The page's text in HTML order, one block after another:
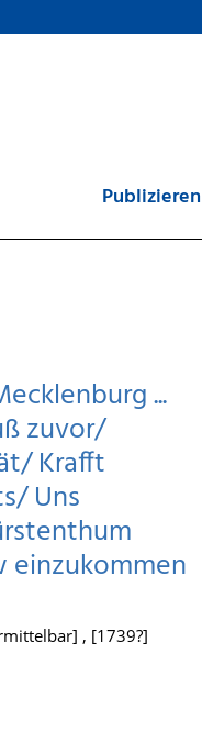
Publizieren
...
zuvor/
Krafft
Uns
einzukommen
, [1739?]